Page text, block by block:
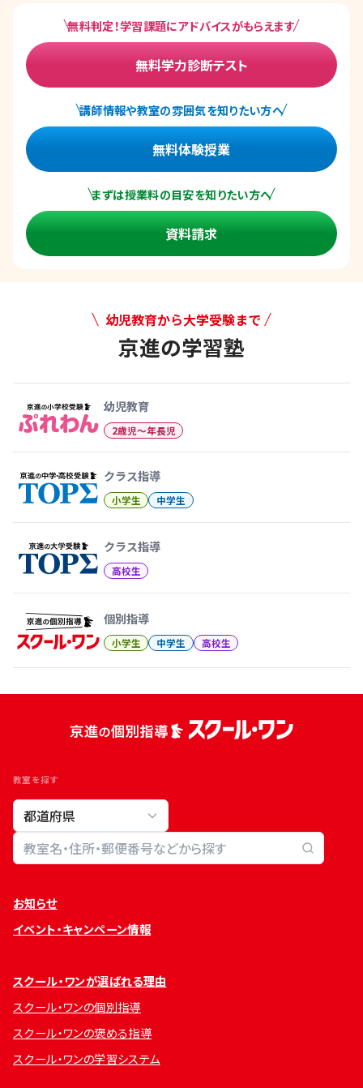
無料判定！学習課題にアドバイスがもらえます
無料学力診断テスト
講師情報や教室の雰囲気を知りたい方へ
無料体験授業
まずは授業料の目安を知りたい方へ
資料請求
幼児教育から大学受験まで
京進の学習塾
幼児教育
2歳児〜年長児
クラス指導
小学生 中学生
クラス指導
高校生
個別指導
小学生 中学生 高校生
教室を探す
教室検索
お知らせ
イベント・キャンペーン情報
スクール・ワンが選ばれる理由
スクール・ワンの個別指導
スクール・ワンの褒める指導
スクール・ワンの学習システム